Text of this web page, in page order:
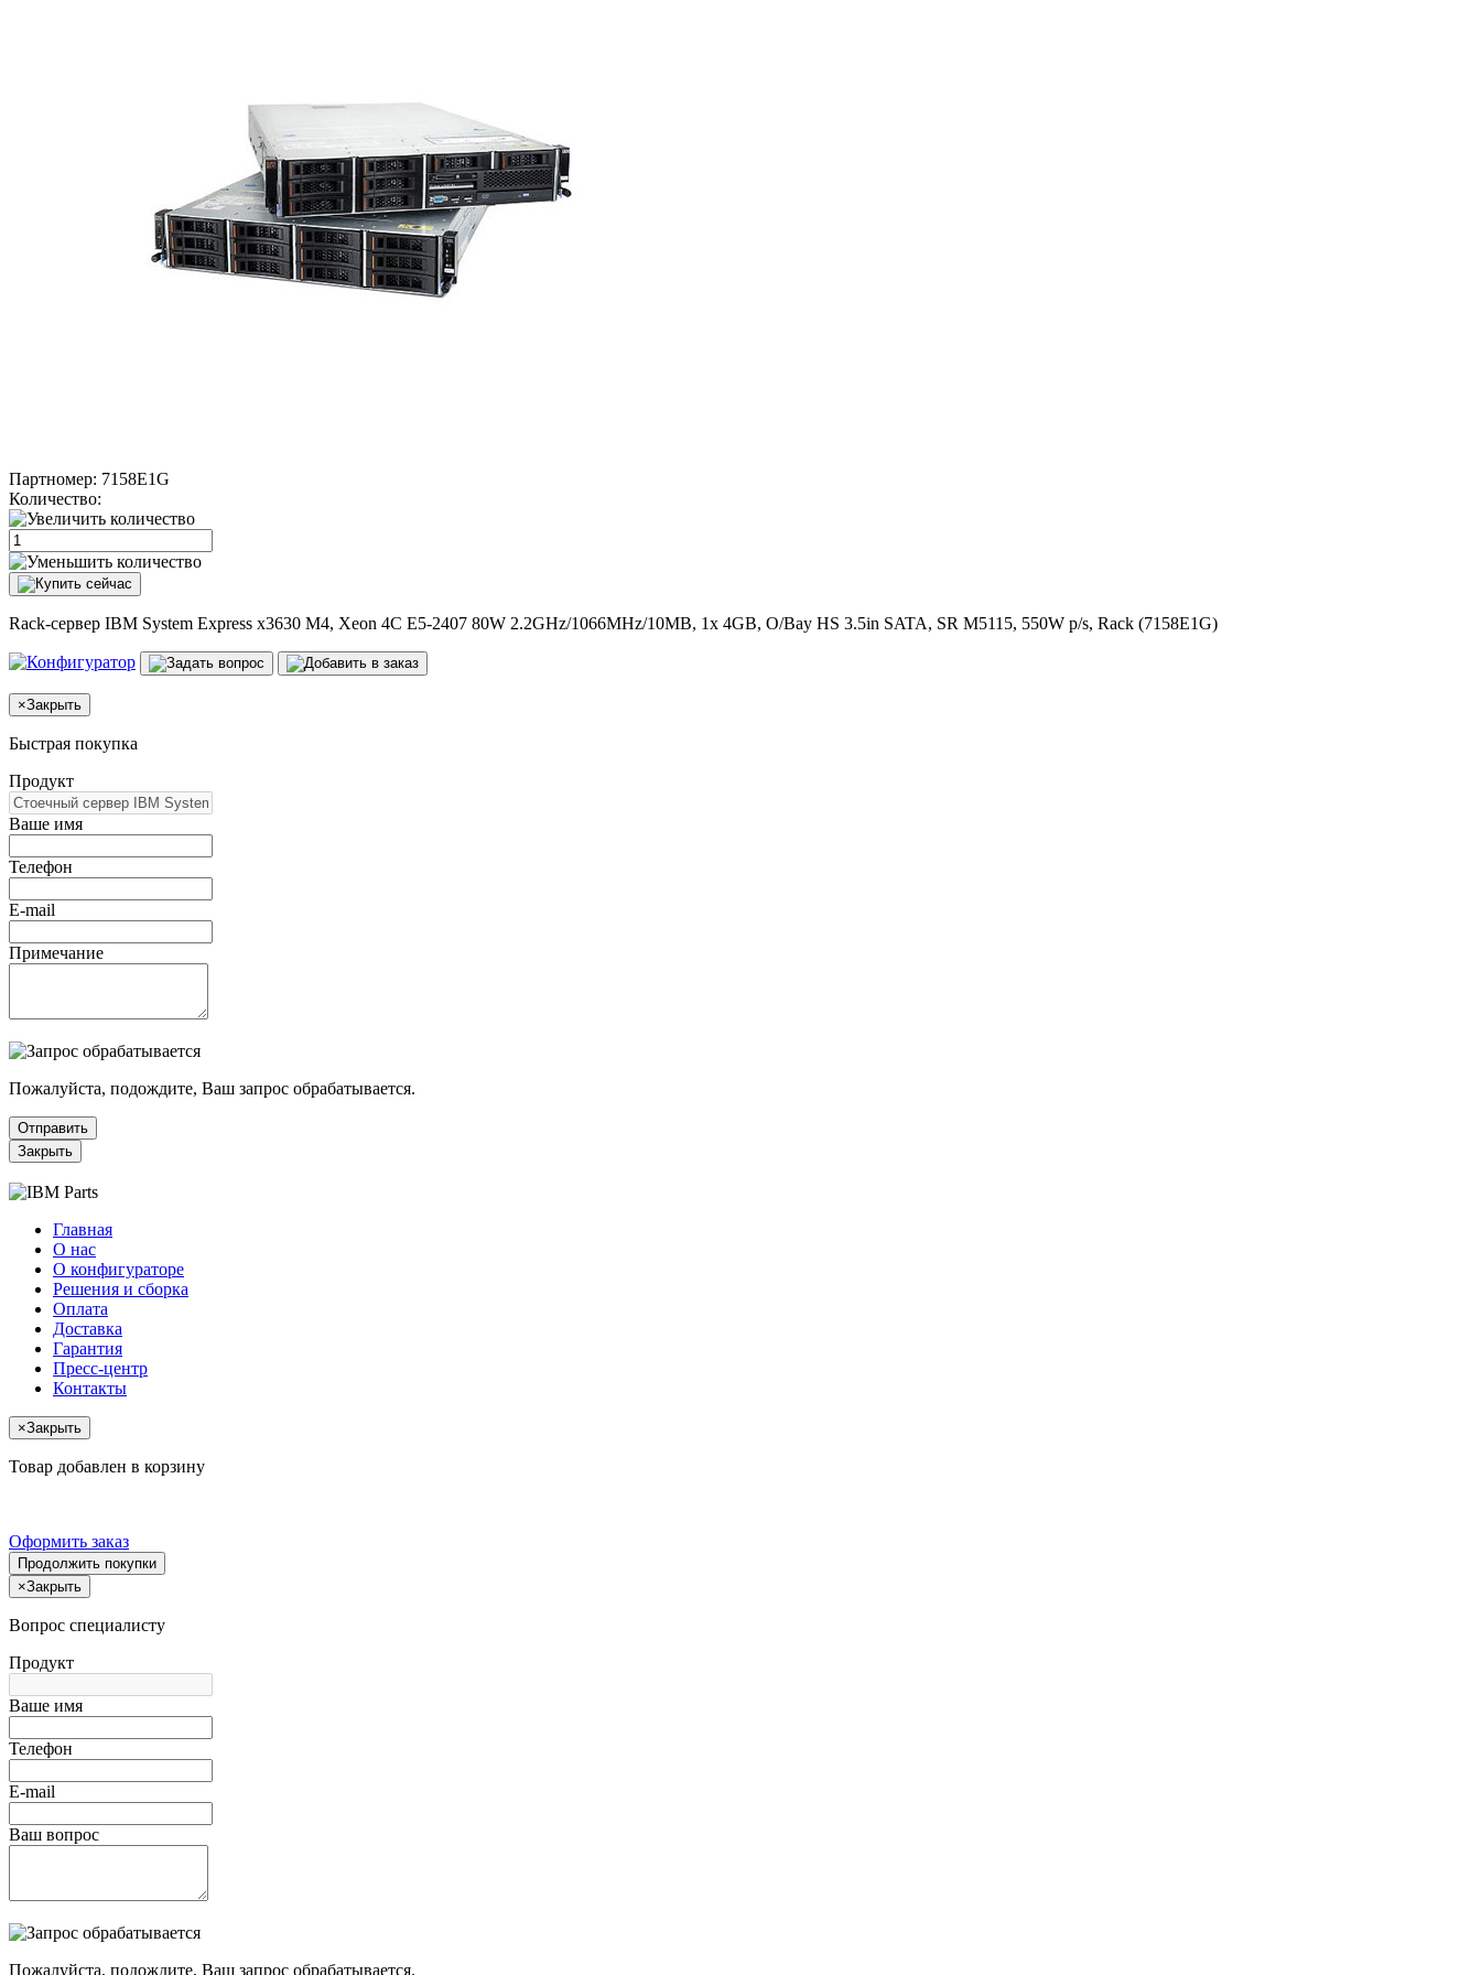
Партномер: 7158E1G
Количество:
Rack-сервер IBM System Express x3630 M4, Xeon 4C E5-2407 80W 2.2GHz/1066MHz/10MB, 1x 4GB, O/Bay HS 3.5in SATA, SR M5115, 550W p/s, Rack (7158E1G)
×Закрыть
Быстрая покупка
Продукт
Ваше имя
Телефон
E-mail
Примечание
Пожалуйста, подождите, Ваш запрос обрабатывается.
Отправить
Закрыть
Главная
О нас
О конфигураторе
Решения и сборка
Оплата
Доставка
Гарантия
Пресс-центр
Контакты
×Закрыть
Товар добавлен в корзину
Оформить заказ
Продолжить покупки
×Закрыть
Вопрос специалисту
Продукт
Ваше имя
Телефон
E-mail
Ваш вопрос
Пожалуйста, подождите, Ваш запрос обрабатывается.